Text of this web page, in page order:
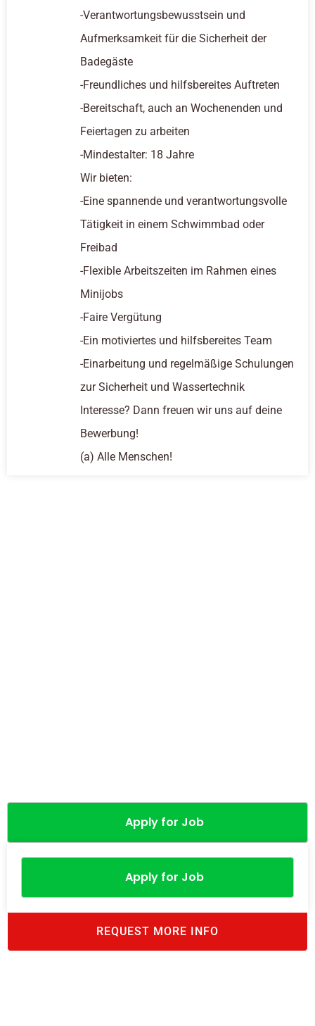
-Verantwortungsbewusstsein und
Aufmerksamkeit für die Sicherheit der
Badegäste
-Freundliches und hilfsbereites Auftreten
-Bereitschaft, auch an Wochenenden und
Feiertagen zu arbeiten
-Mindestalter: 18 Jahre
Wir bieten:
-Eine spannende und verantwortungsvolle
Tätigkeit in einem Schwimmbad oder
Freibad
-Flexible Arbeitszeiten im Rahmen eines
Minijobs
-Faire Vergütung
-Ein motiviertes und hilfsbereites Team
-Einarbeitung und regelmäßige Schulungen
zur Sicherheit und Wassertechnik
Interesse? Dann freuen wir uns auf deine
Bewerbung!
(a) Alle Menschen!
Apply for Job
Apply for Job
REQUEST MORE INFO